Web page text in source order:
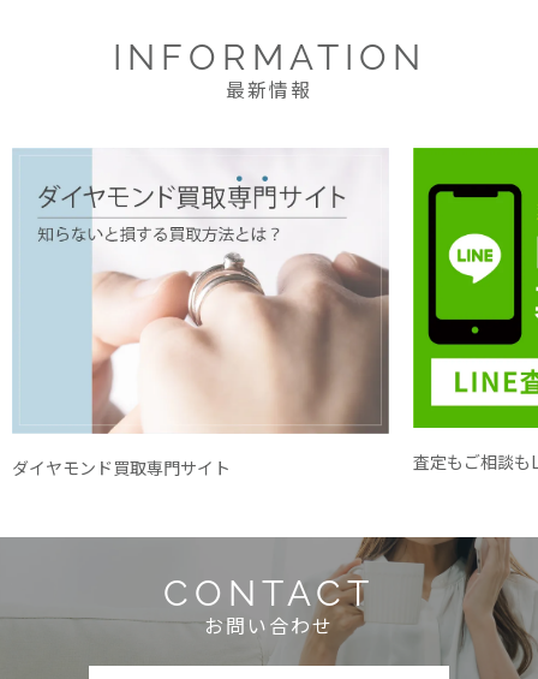
INFORMATION
最新情報
ダイヤモンド買取専門サイト 査定もご相談も
CONTACT
お問い合わせ